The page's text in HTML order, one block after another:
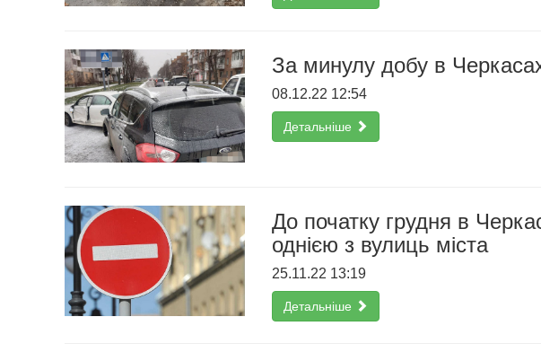
За минулу добу в
08.12.22 12:54
Детальніше
До початку грудня в
однією з вулиць міста
25.11.22 13:19
Детальніше